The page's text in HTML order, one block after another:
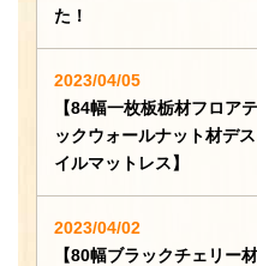
た！
2023/04/05
【84幅一枚板栃材フロア
ックウォールナット材デ
イルマットレス】
2023/04/02
【80幅ブラックチェリー